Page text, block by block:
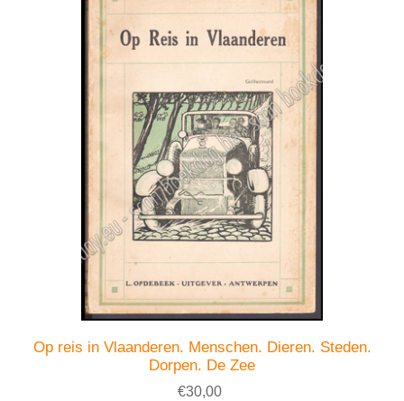
Op reis in Vlaanderen. Menschen. Dieren. Steden.
Dorpen. De Zee
€30,00